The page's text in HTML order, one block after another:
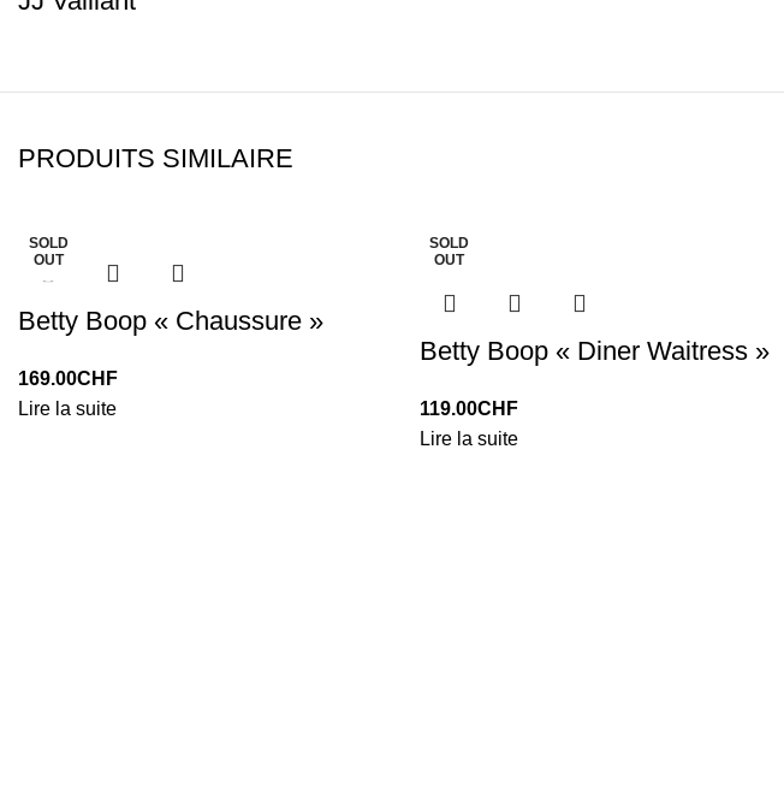
PRODUITS SIMILAIRE
SOLD
OUT
Betty Boop « Chaussure »
169.00CHF
Lire la suite
SOLD
OUT
Betty Boop « Diner Waitress »
119.00CHF
Lire la suite